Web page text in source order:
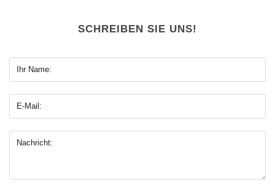
SCHREIBEN SIE UNS!
Ihr Name:
E-Mail:
Nachricht: